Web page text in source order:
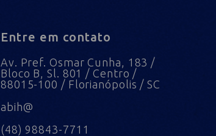
Entre em contato
Av. Pref. Osmar Cunha, 183 /
Bloco B, Sl. 801 / Centro /
88015-100 / Florianópolis / SC
abih@
(48) 98843-7711